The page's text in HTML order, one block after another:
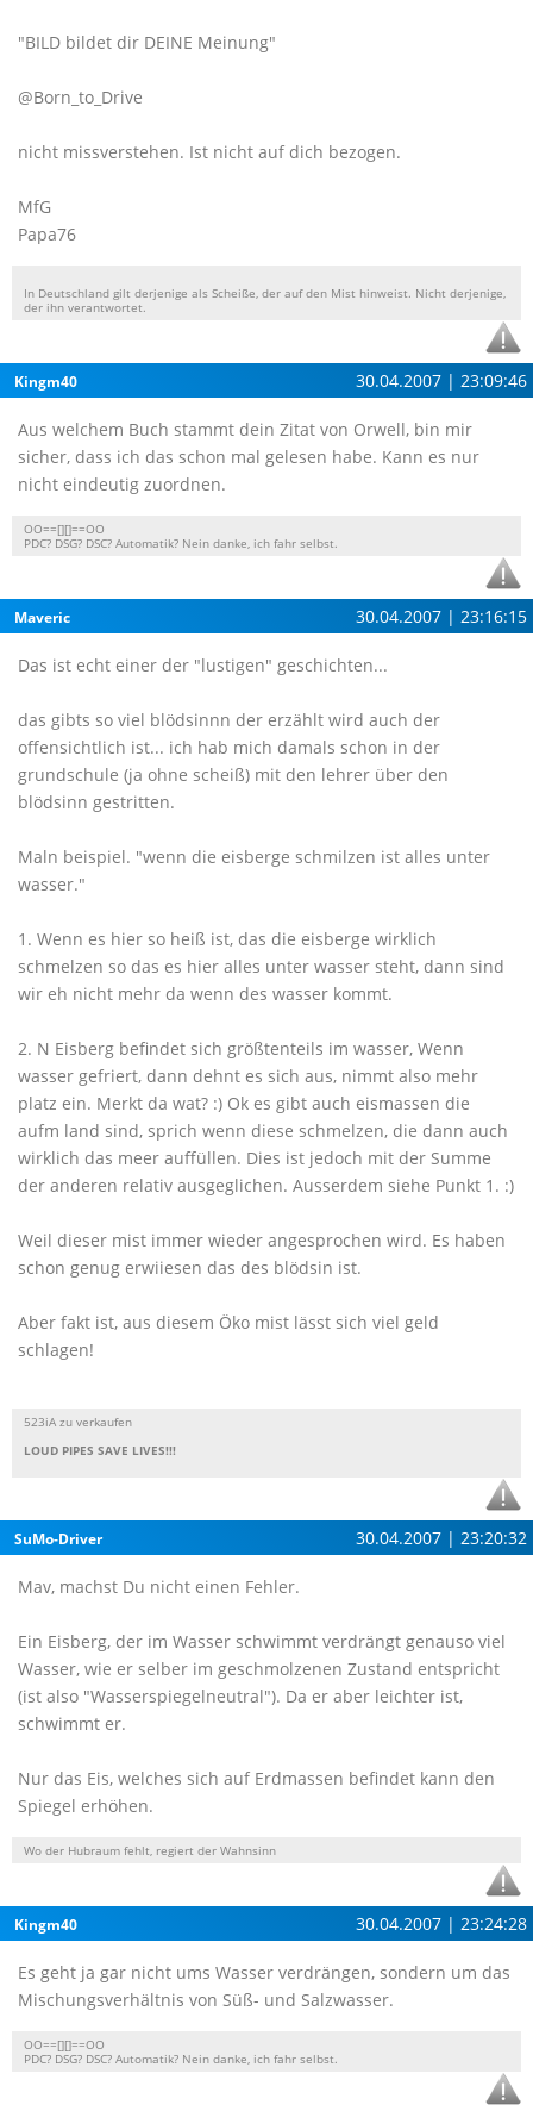
"BILD bildet dir DEINE Meinung"
@Born_to_Drive
nicht missverstehen. Ist nicht auf dich bezogen.
MfG
Papa76
In Deutschland gilt derjenige als Scheiße, der auf den Mist hinweist. Nicht derjenige,
der ihn verantwortet.
Kingm40 30.04.2007 | 23:09:46
Aus welchem Buch stammt dein Zitat von Orwell, bin mir
sicher, dass ich das schon mal gelesen habe. Kann es nur
nicht eindeutig zuordnen.
OO==[][]==OO
PDC? DSG? DSC? Automatik? Nein danke, ich fahr selbst.
Maveric 30.04.2007 | 23:16:15
Das ist echt einer der "lustigen" geschichten...
das gibts so viel blödsinnn der erzählt wird auch der
offensichtlich ist... ich hab mich damals schon in der
grundschule (ja ohne scheiß) mit den lehrer über den
blödsinn gestritten.
Maln beispiel. "wenn die eisberge schmilzen ist alles unter
wasser."
1. Wenn es hier so heiß ist, das die eisberge wirklich
schmelzen so das es hier alles unter wasser steht, dann sind
wir eh nicht mehr da wenn des wasser kommt.
2. N Eisberg befindet sich größtenteils im wasser, Wenn
wasser gefriert, dann dehnt es sich aus, nimmt also mehr
platz ein. Merkt da wat? :) Ok es gibt auch eismassen die
aufm land sind, sprich wenn diese schmelzen, die dann auch
wirklich das meer auffüllen. Dies ist jedoch mit der Summe
der anderen relativ ausgeglichen. Ausserdem siehe Punkt 1. :)
Weil dieser mist immer wieder angesprochen wird. Es haben
schon genug erwiiesen das des blödsin ist.
Aber fakt ist, aus diesem Öko mist lässt sich viel geld
schlagen!
523iA zu verkaufen
LOUD PIPES SAVE LIVES!!!
SuMo-Driver 30.04.2007 | 23:20:32
Mav, machst Du nicht einen Fehler.
Ein Eisberg, der im Wasser schwimmt verdrängt genauso viel
Wasser, wie er selber im geschmolzenen Zustand entspricht
(ist also "Wasserspiegelneutral"). Da er aber leichter ist,
schwimmt er.
Nur das Eis, welches sich auf Erdmassen befindet kann den
Spiegel erhöhen.
Wo der Hubraum fehlt, regiert der Wahnsinn
Kingm40 30.04.2007 | 23:24:28
Es geht ja gar nicht ums Wasser verdrängen, sondern um das
Mischungsverhältnis von Süß- und Salzwasser.
OO==[][]==OO
PDC? DSG? DSC? Automatik? Nein danke, ich fahr selbst.